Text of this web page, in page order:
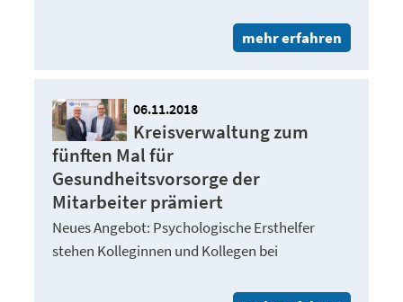
mehr erfahren
06.11.2018
Kreisverwaltung zum
fünften Mal für
Gesundheitsvorsorge der
Mitarbeiter prämiert
Neues Angebot: Psychologische Ersthelfer
stehen Kolleginnen und Kollegen bei